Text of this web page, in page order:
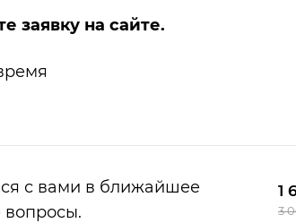
заявку на сайте.
с вами в ближайшее
1
3